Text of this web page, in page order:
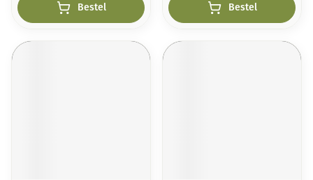
Bestel Bestel